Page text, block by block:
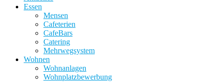
Essen
Mensen
Cafeterien
CafeBars
Catering
Mehrwegsystem
Wohnen
Wohnanlagen
Wohnplatzbewerbung